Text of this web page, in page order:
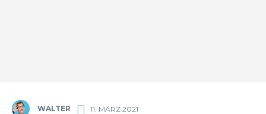
WALTER 11. MÄRZ 2021